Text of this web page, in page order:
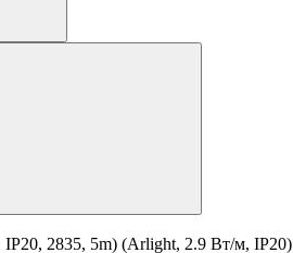
2835, 5m) (Arlight, 2.9 Вт/м, IP20)